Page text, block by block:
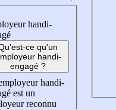
handi-
ce qu'un
handi-
engagé ?
handi-
est un
reconnu